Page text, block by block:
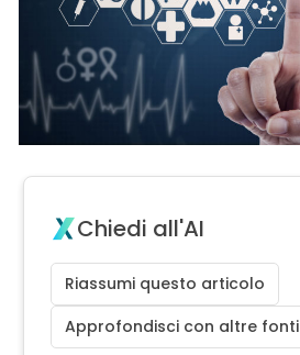
Chiedi all'AI
Riassumi questo articolo
Approfondisci con altre fonti